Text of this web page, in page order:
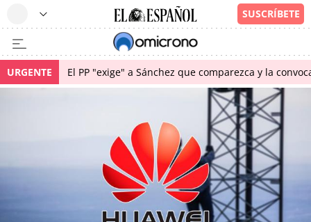
URGENTE El PP "exige" a Sánchez que comparezca y la